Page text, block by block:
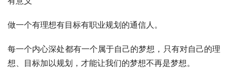
做一个有理想有目标有职业规划的通信人。
每一个内心深处都有一个属于自己的梦想，只有对自己的理
想、目标加以规划，才能让我们的梦想不再是梦想。